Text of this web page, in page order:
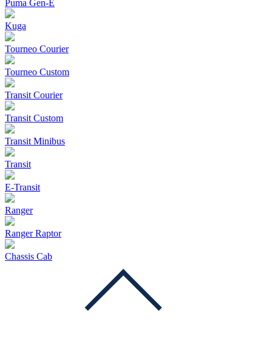
Puma Gen‑E
Kuga
Tourneo Courier
Tourneo Custom
Transit Courier
Transit Custom
Transit Minibus
Transit
E-Transit
Ranger
Ranger Raptor
Chassis Cab